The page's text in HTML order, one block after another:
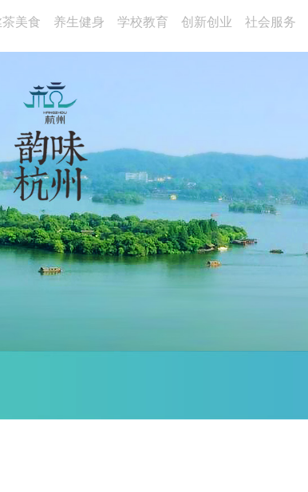
茶美食 养生健身 学校教育 创新创业 社会服务